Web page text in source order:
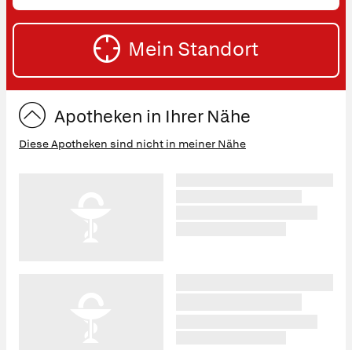
oder
Straße
Mein Standort
Apotheken in Ihrer Nähe
Diese Apotheken sind nicht in meiner Nähe